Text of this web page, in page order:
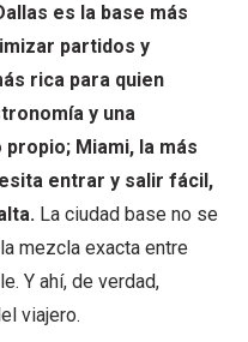
es la base más
partidos y
rica para quien
y una
Miami, la más
entrar y salir fácil,
La ciudad base no se
mezcla exacta entre
Y ahí, de verdad,
viajero.